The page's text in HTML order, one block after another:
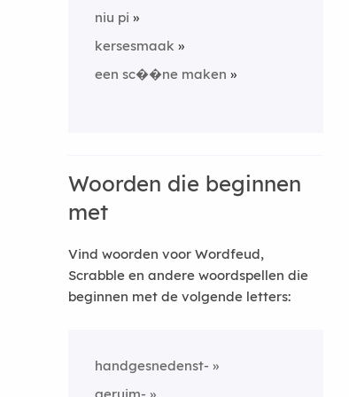
niu pi
kersesmaak
een sc��ne maken
Woorden die beginnen
met
Vind woorden voor Wordfeud,
Scrabble en andere woordspellen die
beginnen met de volgende letters:
handgesnedenst-